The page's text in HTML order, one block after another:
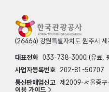
(26464) 강원특별자치도 원주시
대표전화 033-738-3000 (유료,
사업자등록번호
202-81-50707
통신판매업신고 제2009-서울중
이용 가이드